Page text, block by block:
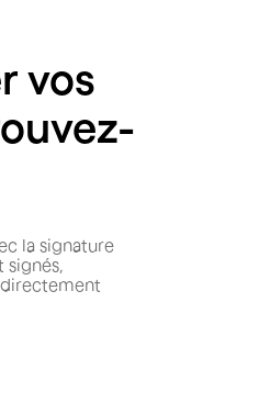
vos
la signature